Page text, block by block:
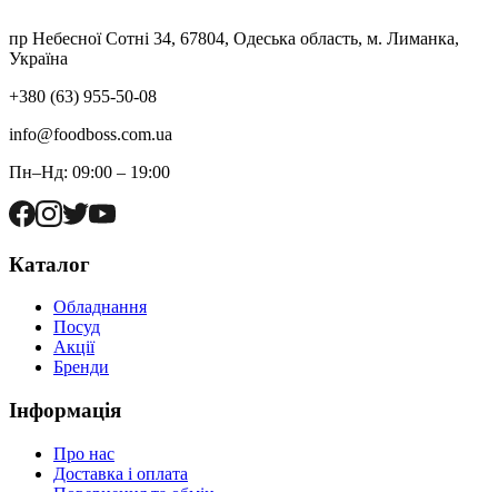
пр Небесної Сотні 34, 67804, Одеська область, м. Лиманка,
Україна
+380 (63) 955-50-08
info@foodboss.com.ua
Пн–Нд: 09:00 – 19:00
Каталог
Обладнання
Посуд
Акції
Бренди
Інформація
Про нас
Доставка і оплата